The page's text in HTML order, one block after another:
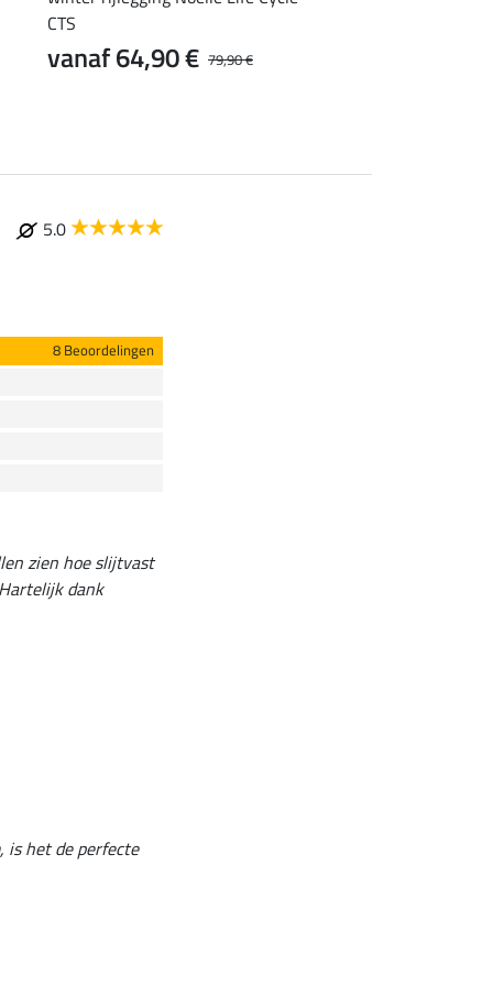
CTS
79,90 €
vanaf 64,90 €
5.0
8 Beoordelingen
zien hoe slijtvast
dank
is het de perfecte